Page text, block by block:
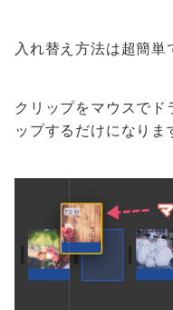
入れ替え方法は超簡単
クリップをマウスでド
ップするだけになりま